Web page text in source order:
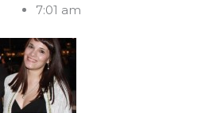
7:01 am